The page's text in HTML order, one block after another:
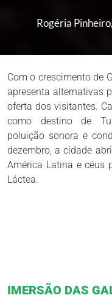
Rogéria
Com o crescimento de
apresenta alternativas
oferta dos visitantes.
como destino de
poluição sonora e
dezembro, a cidade
América Latina e céus
Láctea.
IMERSÃO DAS